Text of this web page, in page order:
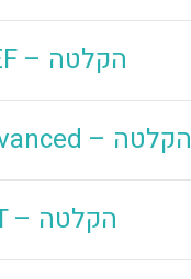
וובינר BRIEF – הקלטה
וובינר R-PAS Advanced – הקלטה
וובינר CAT – הקלטה